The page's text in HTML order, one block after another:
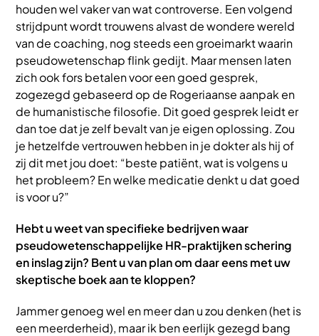
houden wel vaker van wat controverse. Een volgend
strijdpunt wordt trouwens alvast de wondere wereld
van de coaching, nog steeds een groeimarkt waarin
pseudowetenschap flink gedijt. Maar mensen laten
zich ook fors betalen voor een goed gesprek,
zogezegd gebaseerd op de Rogeriaanse aanpak en
de humanistische filosofie. Dit goed gesprek leidt er
dan toe dat je zelf bevalt van je eigen oplossing. Zou
je hetzelfde vertrouwen hebben in je dokter als hij of
zij dit met jou doet: “beste patiënt, wat is volgens u
het probleem? En welke medicatie denkt u dat goed
is voor u?”
Hebt u weet van specifieke bedrijven waar
pseudowetenschappelijke HR-praktijken schering
en inslag zijn? Bent u van plan om daar eens met uw
skeptische boek aan te kloppen?
Jammer genoeg wel en meer dan u zou denken (het is
een meerderheid), maar ik ben eerlijk gezegd bang